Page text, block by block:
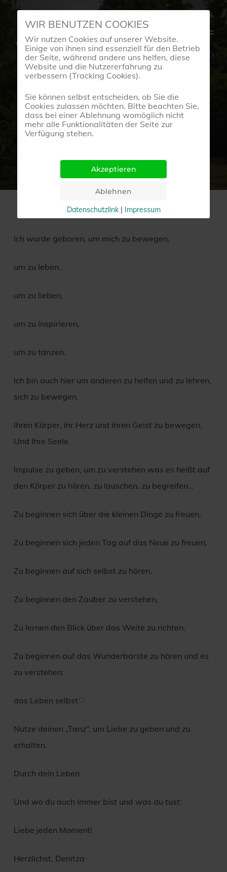
main
content
Menu
BeArt-Blog
HERZ GEDANKEN
Ich wurde geboren, um mich zu bewegen,
um zu leben,
um zu lieben,
um zu inspirieren,
um zu tanzen.
Ich bin auch hier um anderen zu helfen und zu lehren,
sich zu bewegen.
Ihren Körper, ihr Herz und ihren Geist zu bewegen.
Und Ihre Seele.
Impulse zu geben, um zu verstehen was es heißt auf
den Körper zu hören, zu lauschen, zu begreifen…
Zu beginnen sich über die kleinen Dinge zu freuen,
Zu beginnen sich jeden Tag auf das Neue zu freuen,
Zu beginnen auf sich selbst zu hören,
Zu beginnen den Zauber zu verstehen,
Zu lernen den Blick über das Weite zu richten.
Zu beginnen auf das Wunderbarste zu hören und es
zu verstehen:
das Leben selbst♡
Nutze deinen „Tanz“, um Liebe zu geben und zu
erhalten.
Durch dein Leben
Und wo du auch immer bist und was du tust:
Liebe jeden Moment!
Herzlichst, Denitza
WIR BENUTZEN COOKIES
Wir nutzen Cookies auf unserer Website.
Einige von ihnen sind essenziell für den Betrieb
der Seite, während andere uns helfen, diese
Website und die Nutzererfahrung zu
verbessern (Tracking Cookies).
Sie können selbst entscheiden, ob Sie die
Cookies zulassen möchten. Bitte beachten Sie,
dass bei einer Ablehnung womöglich nicht
mehr alle Funktionalitäten der Seite zur
Verfügung stehen.
Datenschutzlink | Impressum